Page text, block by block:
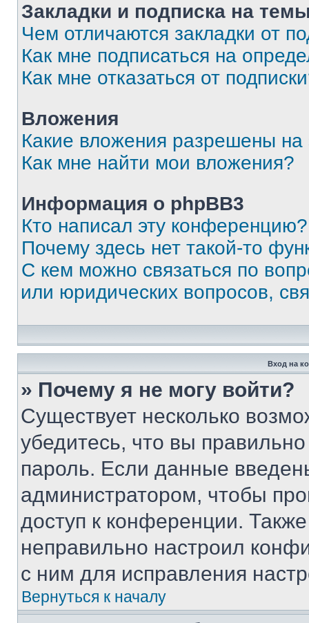
Закладки и подписка на
Чем отличаются закладки от
Как мне подписаться на
Как мне отказаться от
Вложения
Какие вложения разрешены
Как мне найти мои вложения?
Информация о phpBB3
Кто написал эту конференцию?
Почему здесь нет такой-то
С кем можно связаться по
или юридических вопросов,
Вход на
» Почему я не могу войти?
Существует несколько
убедитесь, что вы
пароль. Если данные
администратором, чтобы
доступ к конференции.
неправильно настроил
с ним для исправления
Вернуться к началу